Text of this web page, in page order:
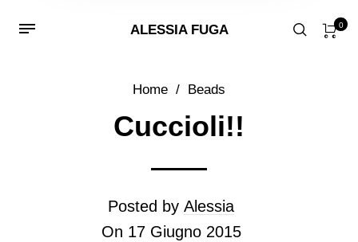
ALESSIA FUGA 0
Home / Beads
Cuccioli!!
Posted by Alessia
On 17 Giugno 2015